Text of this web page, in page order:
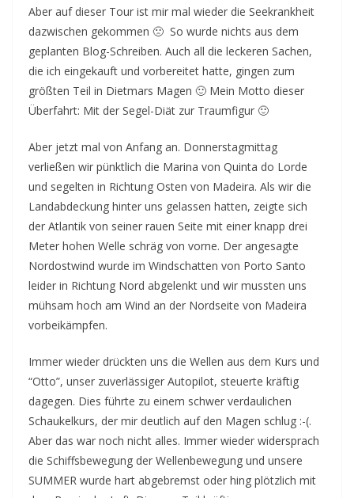
Aber auf dieser Tour ist mir mal wieder die Seekrankheit
dazwischen gekommen 🙁 So wurde nichts aus dem
geplanten Blog-Schreiben. Auch all die leckeren Sachen,
die ich eingekauft und vorbereitet hatte, gingen zum
größten Teil in Dietmars Magen 🙂 Mein Motto dieser
Überfahrt: Mit der Segel-Diät zur Traumfigur 🙂
Aber jetzt mal von Anfang an. Donnerstagmittag
verließen wir pünktlich die Marina von Quinta do Lorde
und segelten in Richtung Osten von Madeira. Als wir die
Landabdeckung hinter uns gelassen hatten, zeigte sich
der Atlantik von seiner rauen Seite mit einer knapp drei
Meter hohen Welle schräg von vorne. Der angesagte
Nordostwind wurde im Windschatten von Porto Santo
leider in Richtung Nord abgelenkt und wir mussten uns
mühsam hoch am Wind an der Nordseite von Madeira
vorbeikämpfen.
Immer wieder drückten uns die Wellen aus dem Kurs und
“Otto”, unser zuverlässiger Autopilot, steuerte kräftig
dagegen. Dies führte zu einem schwer verdaulichen
Schaukelkurs, der mir deutlich auf den Magen schlug :-(.
Aber das war noch nicht alles. Immer wieder widersprach
die Schiffsbewegung der Wellenbewegung und unsere
SUMMER wurde hart abgebremst oder hing plötzlich mit